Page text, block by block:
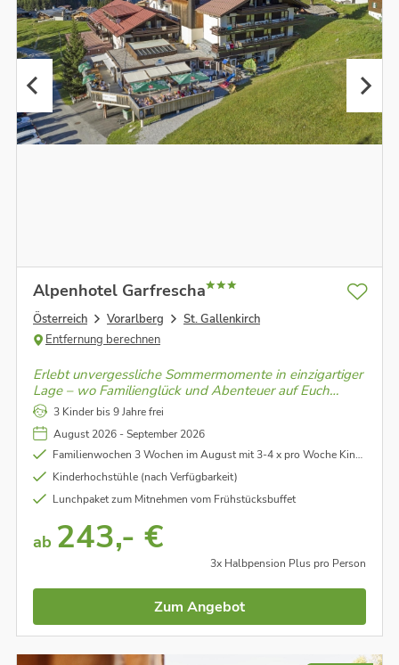
Alpenhotel Garfrescha
Österreich Vorarlberg
St. Gallenkirch
Entfernung berechnen
Erlebt unvergessliche Sommermomente in einzigartiger
Lage – wo Familienglück und Abenteuer auf Euch
warten. Genießet gemeinsame Zeit in der
atemberaubenden Natur und schafft Erinnerungen, die
ein Leben lang halten.
3 Kinder bis 9 Jahre frei
August 2026 - September 2026
Familienwochen 3 Wochen im August mit 3-4 x pro Woche Kinderprogramm für Kinder von 6 - 13 Jahren sowie 1-2 x geführte Wanderung oder Mountainbiketour
Kinderhochstühle (nach Verfügbarkeit)
Lunchpaket zum Mitnehmen vom Frühstücksbuffet
ab 243,- €
3x Halbpension Plus pro Person
Zum Angebot